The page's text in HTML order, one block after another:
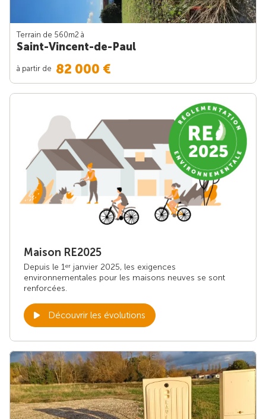
Terrain de 560m2 à
Saint-Vincent-de-Paul
à partir de 82 000 €
Maison RE2025
Depuis le 1er janvier 2025, les exigences
environnementales pour les maisons neuves se sont
renforcées.
Découvrir les évolutions